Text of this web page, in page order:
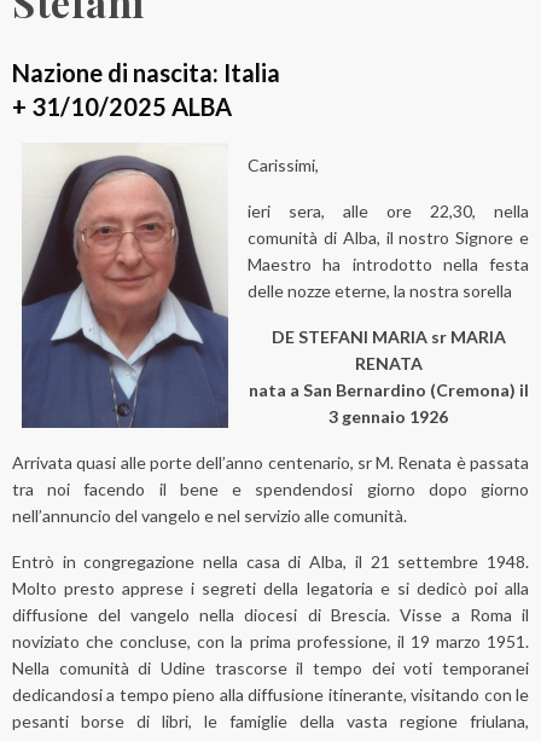
Nazione di nascita: Italia
+ 31/10/2025 ALBA
Carissimi,
ieri sera, alle ore 22,30, nella
comunità di Alba, il nostro Signore e
Maestro ha introdotto nella festa
delle nozze eterne, la nostra sorella
DE STEFANI MARIA sr MARIA
RENATA
nata a San Bernardino (Cremona) il
3 gennaio 1926
Arrivata quasi alle porte dell’anno centenario, sr M. Renata è passata
tra noi facendo il bene e spendendosi giorno dopo giorno
nell’annuncio del vangelo e nel servizio alle comunità.
Entrò in congregazione nella casa di Alba, il 21 settembre 1948.
Molto presto apprese i segreti della legatoria e si dedicò poi alla
diffusione del vangelo nella diocesi di Brescia. Visse a Roma il
noviziato che concluse, con la prima professione, il 19 marzo 1951.
Nella comunità di Udine trascorse il tempo dei voti temporanei
dedicandosi a tempo pieno alla diffusione itinerante, visitando con le
pesanti borse di libri, le famiglie della vasta regione friulana,